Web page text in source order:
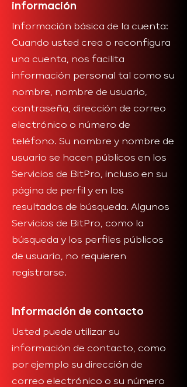
información
Información básica de la cuenta:
Cuando usted crea o reconfigura
una cuenta, nos facilita
información personal tal como su
nombre, nombre de usuario,
contraseña, dirección de correo
electrónico o número de
teléfono. Su nombre y nombre de
usuario se hacen públicos en los
Servicios de BitPro, incluso en su
página de perfil y en los
resultados de búsqueda. Algunos
Servicios de BitPro, como la
búsqueda y los perfiles públicos
de usuario, no requieren
registrarse.
Información de contacto
Usted puede utilizar su
información de contacto, como
por ejemplo su dirección de
correo electrónico o su número